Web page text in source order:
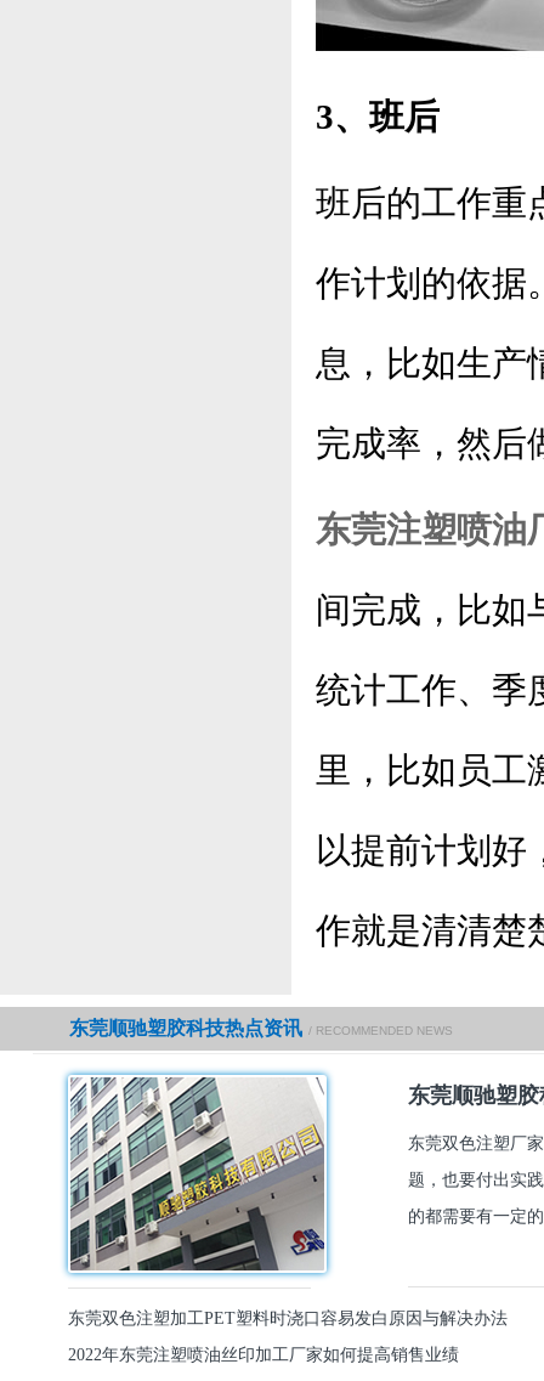
3、班后
班后的工作重
作计划的依据
息，比如生产
完成率，然后
东莞注塑喷油
间完成，比如
统计工作、季
里，比如员工
以提前计划好
作就是清清楚
东莞顺驰塑胶科技热点资讯 / RECOMMENDED NEWS
东莞顺驰塑
东莞双色注塑厂
题，也要付出实
的都需要有一定
东莞双色注塑加工PET塑料时浇口容易发白原因与解决办法
2022年东莞注塑喷油丝印加工厂家如何提高销售业绩